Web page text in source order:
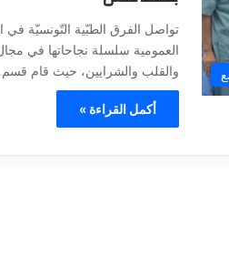
تواصل الفرق الطبّية التّونسيّة في
العمومية سلسلة نجاحاتها في
والقلب والشرايين، حيث قام
أكمل القراءة »